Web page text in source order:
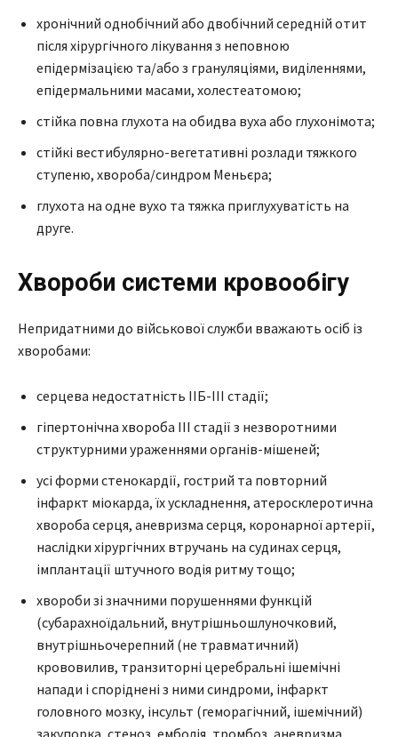
хронічний однобічний або двобічний середній отит
після хірургічного лікування з неповною
епідермізацією та/або з грануляціями, виділеннями,
епідермальними масами, холестеатомою;
стійка повна глухота на обидва вуха або глухонімота;
стійкі вестибулярно-вегетативні розлади тяжкого
ступеню, хвороба/синдром Меньєра;
глухота на одне вухо та тяжка приглухуватість на
друге.
Хвороби системи кровообігу
Непридатними до військової служби вважають осіб із
хворобами:
серцева недостатність IIБ-III стадії;
гіпертонічна хвороба III стадії з незворотними
структурними ураженнями органів-мішеней;
усі форми стенокардії, гострий та повторний
інфаркт міокарда, їх ускладнення, атеросклеротична
хвороба серця, аневризма серця, коронарної артерії,
наслідки хірургічних втручань на судинах серця,
імплантації штучного водія ритму тощо;
хвороби зі значними порушеннями функцій
(субарахноїдальний, внутрішньошлуночковий,
внутрішньочерепний (не травматичний)
крововилив, транзиторні церебральні ішемічні
напади і споріднені з ними синдроми, інфаркт
головного мозку, інсульт (геморагічний, ішемічний)
закупорка, стеноз, емболія, тромбоз, аневризма